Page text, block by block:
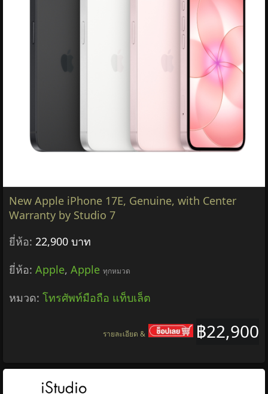
New Apple iPhone 17E, Genuine, with Center
Warranty by Studio 7
ยี่ห้อ: 22,900 บาท
ยี่ห้อ: Apple, Apple ทุกหมวด
หมวด: โทรศัพท์มือถือ แท็บเล็ต
฿22,900
รายละเอียด &